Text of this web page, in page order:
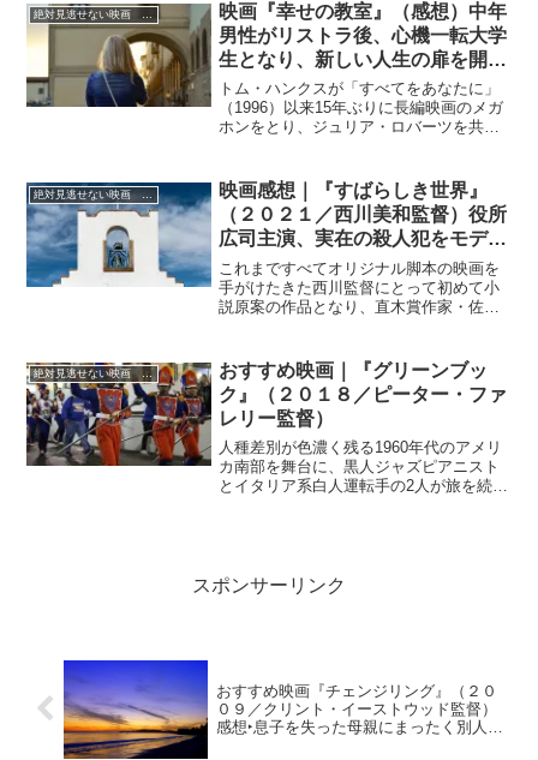
絶対見逃せない映画 おすすめ
映画『幸せの教室』（感想）中年
男性がリストラ後、心機一転大学
生となり、新しい人生の扉を開い
ていくコメディ
トム・ハンクスが「すべてをあなたに」
（1996）以来15年ぶりに長編映画のメガ
ホンをとり、ジュリア・ロバーツを共演
ジにぴったりの中年男性役を好演してい
ます。
絶対見逃せない映画 おすすめ
映画感想｜『すばらしき世界』
（２０２１／西川美和監督）役所
広司主演、実在の殺人犯をモデル
にしたドラマ
これまですべてオリジナル脚本の映画を
手がけたきた西川監督にとって初めて小
説原案の作品となり、直木賞作家・佐木
約35年後の現代に置き換え、人生の大半
を裏社会と刑務所で過ごした男の数奇な
人生を通して、人間の愛おしさや痛々し
さ、社会の光と影をあぶり出す衝撃の問
題作。
絶対見逃せない映画 おすすめ
おすすめ映画｜『グリーンブッ
ク』（２０１８／ピーター・ファ
レリー監督）
人種差別が色濃く残る1960年代のアメリ
カ南部を舞台に、黒人ジャズピアニスト
とイタリア系白人運転手の2人が旅を続け
スポンサーリンク
おすすめ映画『チェンジリング』（２０
０９／クリント・イーストウッド監督）
感想‣息子を失った母親にまったく別人の